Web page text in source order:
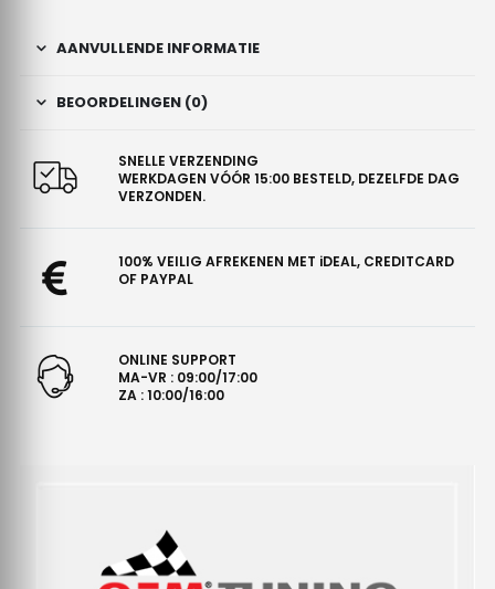
AANVULLENDE INFORMATIE
BEOORDELINGEN (0)
SNELLE VERZENDING
WERKDAGEN VÓÓR 15:00 BESTELD, DEZELFDE DAG
VERZONDEN.
100% VEILIG AFREKENEN MET iDEAL, CREDITCARD
OF PAYPAL
ONLINE SUPPORT
MA-VR : 09:00/17:00
ZA : 10:00/16:00